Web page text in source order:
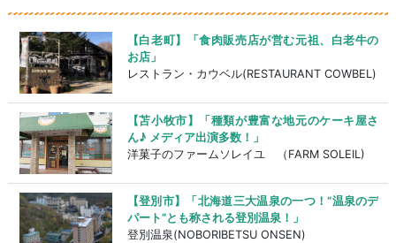
【白老町】「食肉販売店が営む元祖、白老牛の
お店」
レストラン・カウベル(RESTAURANT COWBEL)
【苫小牧市】「種類が豊富な地元のケーキ屋さ
ん♪ メディア出演多数！」
洋菓子のファームソレイユ （FARM SOLEIL)
【登別市】「北海道三大温泉の一つ！”温泉のデ
パート”とも称される登別温泉！」
登別温泉(NOBORIBETSU ONSEN)